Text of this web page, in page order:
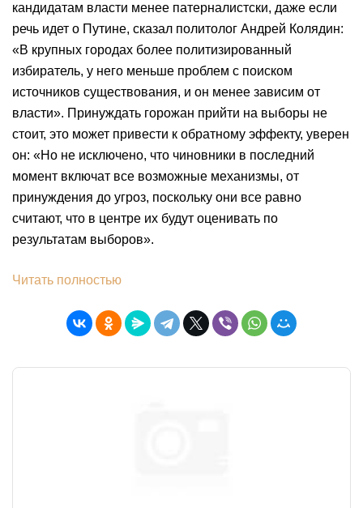
кандидатам власти менее патерналистски, даже если
речь идет о Путине, сказал политолог Андрей Колядин:
«В крупных городах более политизированный
избиратель, у него меньше проблем с поиском
источников существования, и он менее зависим от
власти». Принуждать горожан прийти на выборы не
стоит, это может привести к обратному эффекту, уверен
он: «Но не исключено, что чиновники в последний
момент включат все возможные механизмы, от
принуждения до угроз, поскольку они все равно
считают, что в центре их будут оценивать по
результатам выборов».
Читать полностью